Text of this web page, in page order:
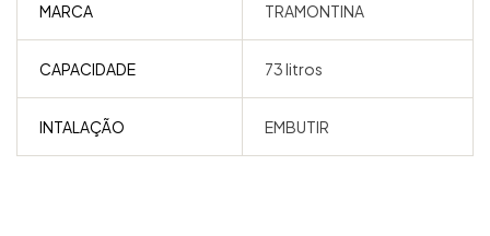
MARCA TRAMONTINA
CAPACIDADE 73 litros
INTALAÇÃO EMBUTIR